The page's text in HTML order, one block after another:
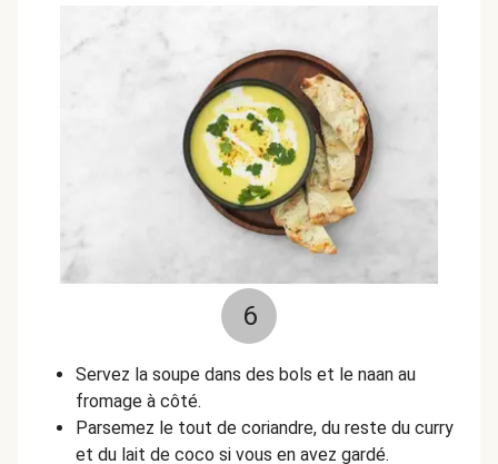
6
Servez la soupe dans des bols et le naan au
fromage à côté.
Parsemez le tout de coriandre, du reste du curry
et du lait de coco si vous en avez gardé.